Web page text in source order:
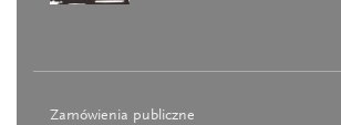
Zamówienia publiczne